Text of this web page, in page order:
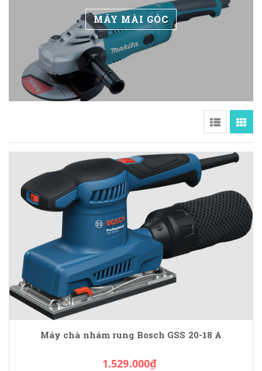
MÁY MÀI GÓC
Máy chà nhám rung Bosch GSS 20-18 A
1.529.000₫